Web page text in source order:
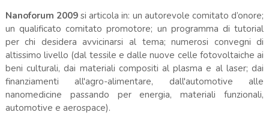
Nanoforum 2009 si articola in: un autorevole comitato d’onore;
un qualificato comitato promotore; un programma di tutorial
per chi desidera avvicinarsi al tema; numerosi convegni di
altissimo livello (dal tessile e dalle nuove celle fotovoltaiche ai
beni culturali, dai materiali compositi al plasma e al laser; dai
finanziamenti all'agro-alimentare, dall'automotive alle
nanomedicine passando per energia, materiali funzionali,
automotive e aerospace).